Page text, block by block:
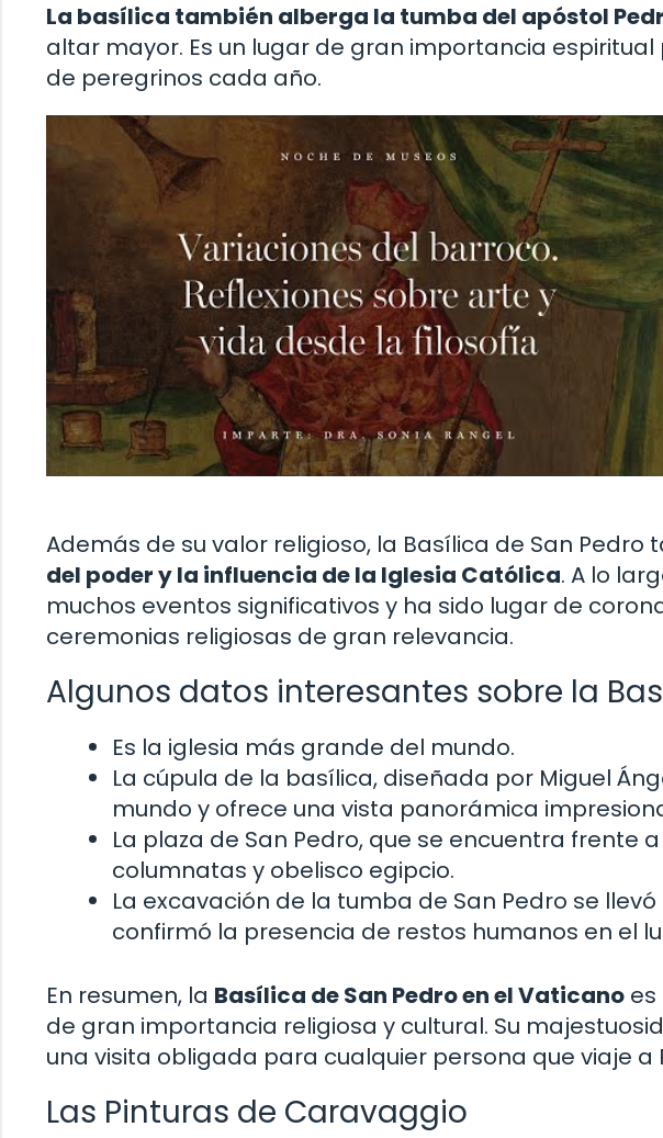
La basílica también alberga la tumba del apóstol
altar mayor. Es un lugar de gran importancia
de peregrinos cada año.
Además de su valor religioso, la Basílica de San Pedro
del poder y la influencia de la Iglesia Católica. A lo
muchos eventos significativos y ha sido lugar de
ceremonias religiosas de gran relevancia.
Algunos datos interesantes sobre la
Es la iglesia más grande del mundo.
La cúpula de la basílica, diseñada por Miguel
mundo y ofrece una vista panorámica
La plaza de San Pedro, que se encuentra frente
columnatas y obelisco egipcio.
La excavación de la tumba de San Pedro se
confirmó la presencia de restos humanos en el
En resumen, la Basílica de San Pedro en el Vaticano
de gran importancia religiosa y cultural. Su
una visita obligada para cualquier persona que viaje a
Las Pinturas de Caravaggio